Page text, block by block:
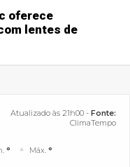
oferece
lentes de
Atualizado às 21h00 - Fonte:
ClimaTempo
° Máx.°